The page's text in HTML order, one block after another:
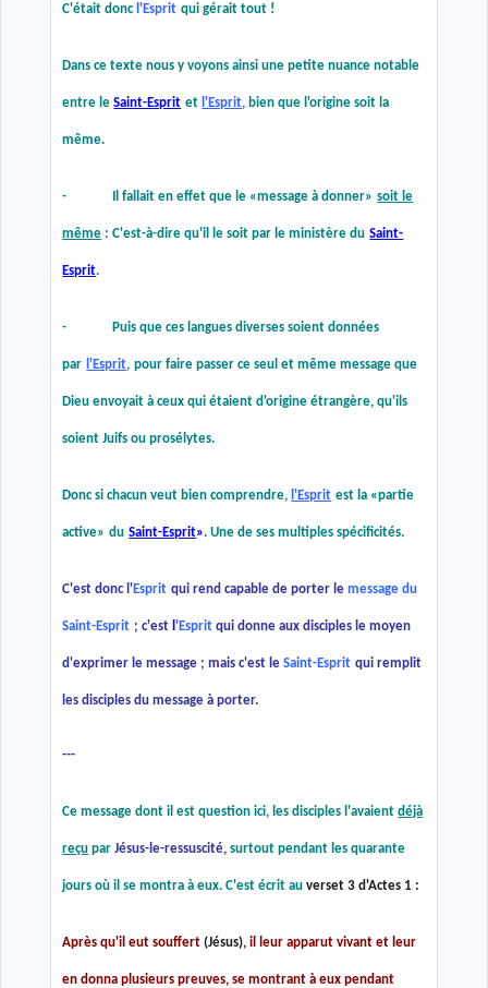
C'était donc l'Esprit qui gérait tout !
Dans ce texte nous y voyons ainsi une petite nuance notable
entre leSaint-Esprit et l'Esprit, bien que l'origine soit la
même.
- Il fallait en effet que le «message à donner» soit le
même : C'est-à-dire qu'il le soit par le ministère du Saint-
Esprit.
- Puis que ces langues diverses soient données
par l'Esprit, pour faire passer ce seul et même message que
Dieu envoyait à ceux qui étaient d'origine étrangère, qu'ils
soient Juifs ou prosélytes.
Donc si chacun veut bien comprendre, l'Esprit est la «partie
active» du Saint-Esprit». Une de ses multiples spécificités.
C'est donc l'Esprit qui rend capable de porter lemessage du
Saint-Esprit ; c'est l'Espritqui donne aux disciples le moyen
d'exprimer le message ; mais c'est leSaint-Esprit qui remplit
les disciples du message à porter.
---
Ce message dont il est question ici, les disciples l'avaientdéjà
reçu parJésus-le-ressuscité,surtout pendant les quarante
jours où il se montra à eux. C'est écrit auverset 3 d'Actes 1 :
Après qu'il eut souffert(Jésus), il leur apparut vivant et leur
en donna plusieurs preuves, se montrant à eux pendant